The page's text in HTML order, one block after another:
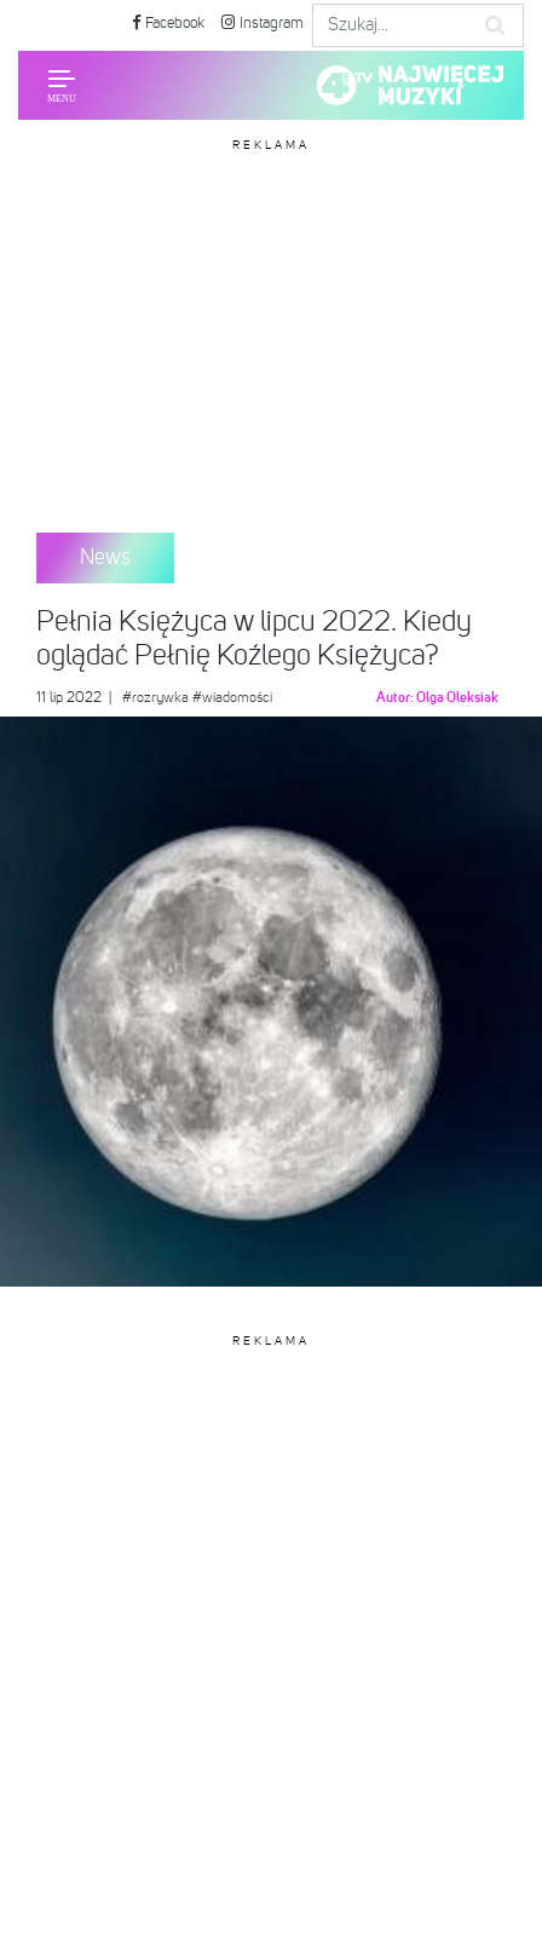
Facebook Instagram
REKLAMA
News
Pełnia Księżyca w lipcu 2022. Kiedy
oglądać Pełnię Koźlego Księżyca?
11 lip 2022 #rozrywka #wiadomości Autor:Olga Oleksiak
REKLAMA